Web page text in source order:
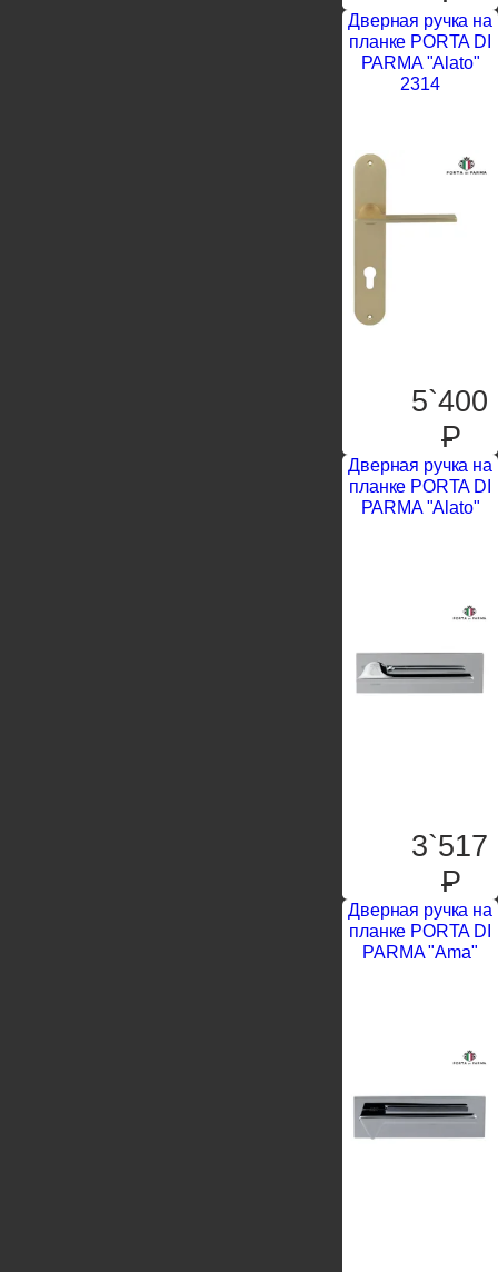
Дверная ручка на
планке PORTA DI
PARMA "Alato"
2314
5`400
P
Дверная ручка на
планке PORTA DI
PARMA "Alato"
3`517
P
Дверная ручка на
планке PORTA DI
PARMA "Ama"